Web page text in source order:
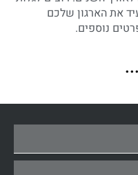
את הארגון שלכם
נוספים.